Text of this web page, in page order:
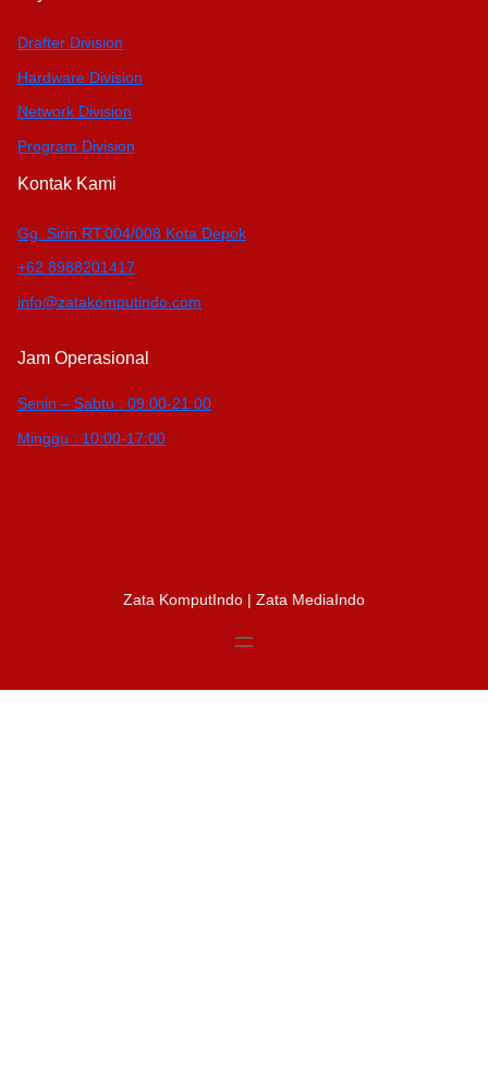
Drafter Division
Hardware Division
Network Division
Program Division
Kontak Kami
Gg. Sirin RT.004/008 Kota Depok
+62 8988201417
info@zatakomputindo.com
Jam Operasional
Senin – Sabtu : 09:00-21:00
Minggu : 10:00-17:00
Zata KomputIndo | Zata MediaIndo